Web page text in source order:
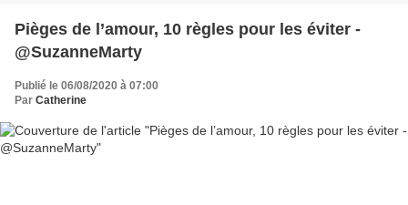
Pièges de l’amour, 10 règles pour les éviter -
@SuzanneMarty
Publié le 06/08/2020 à 07:00
Par Catherine